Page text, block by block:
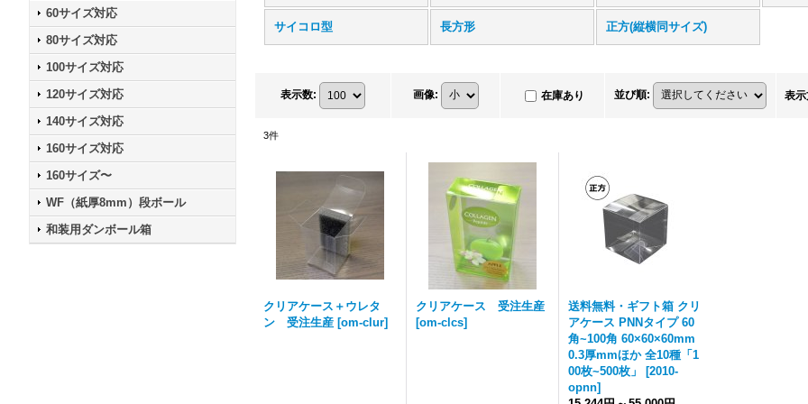
60サイズ対応
80サイズ対応
100サイズ対応
120サイズ対応
140サイズ対応
160サイズ対応
160サイズ〜
WF（紙厚8mm）段ボール
和装用ダンボール箱
サイコロ型 長方形 正方(縦横同サイズ)
表示数: 画像: 在庫あり 並び順: 表
3件
クリアケース＋ウレタ
ン 受注生産 [om-clur]
クリアケース 受注生産
[om-clcs]
送料無料・ギフト箱 クリ
アケース PNNタイプ 60
角~100角 60×60×60mm
0.3厚mmほか 全10種「1
00枚~500枚」
[2010-
opnn]